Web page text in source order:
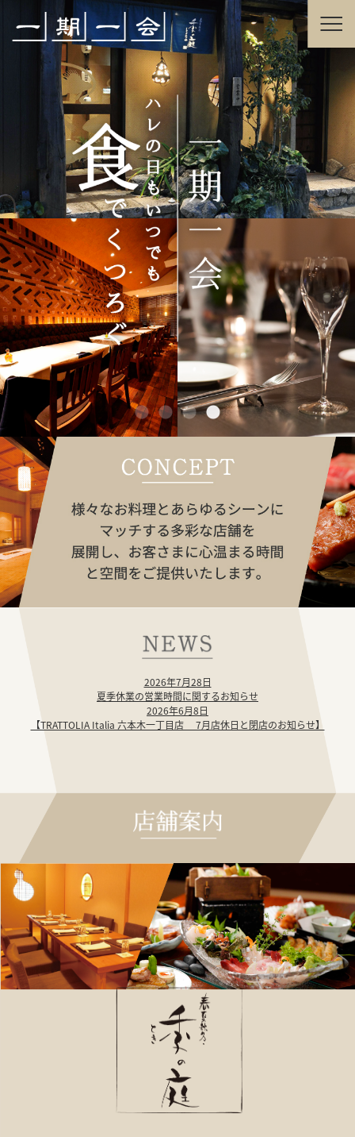
2026年7月28日
夏季休業の営業時間に関するお知らせ
2026年6月8日
【TRATTOLIA Italia 六本木一丁目店 7月店休日と閉店のお知らせ】